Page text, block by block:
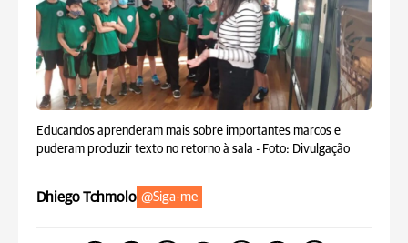
Educandos aprenderam mais sobre importantes marcos e
puderam produzir texto no retorno à sala - Foto: Divulgação
Dhiego Tchmolo @Siga-me